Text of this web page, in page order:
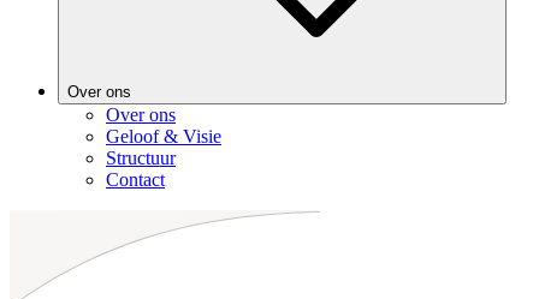
Over ons
Over ons
Geloof & Visie
Structuur
Contact